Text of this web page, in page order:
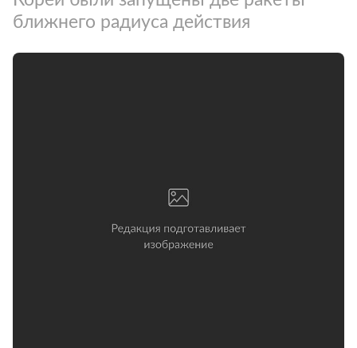
ближнего радиуса действия